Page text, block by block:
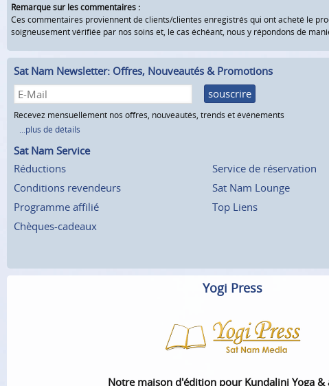
Remarque sur les commentaires :
Ces commentaires proviennent de clients/clientes enregistrés qui ont acheté le
soigneusement vérifiée par nos soins et, le cas échéant, nous y répondons de
Sat Nam Newsletter: Offres, Nouveautés & Promotions
souscrire
Recevez mensuellement nos offres, nouveautés, trends et événements
...plus de détails
Sat Nam Service
Réductions
Conditions revendeurs
Programme affilié
Chèques-cadeaux
Service de réservation
Sat Nam Lounge
Top Liens
Yogi Press
Notre maison d'édition pour Kundalini Yoga &